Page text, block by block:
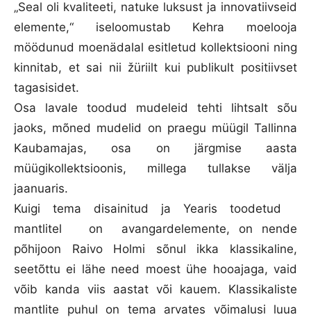
„Seal oli kvaliteeti, natuke luksust ja innovatiivseid
elemente,“ iseloomustab Kehra moelooja
möödunud moenädalal esitletud kollektsiooni ning
kinnitab, et sai nii žüriilt kui publikult positiivset
tagasisidet.
Osa lavale toodud mudeleid tehti lihtsalt sõu
jaoks, mõned mudelid on praegu müügil Tallinna
Kaubamajas, osa on järgmise aasta
müügikollektsioonis, millega tullakse välja
jaanuaris.
Kuigi tema disainitud ja Yearis toodetud
mantlitel on avangardelemente, on nende
põhijoon Raivo Holmi sõnul ikka klassikaline,
seetõttu ei lähe need moest ühe hooajaga, vaid
võib kanda viis aastat või kauem. Klassikaliste
mantlite puhul on tema arvates võimalusi luua